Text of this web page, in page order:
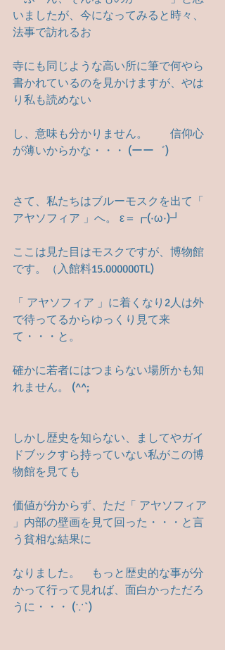
いましたが、今になってみると時々、
法事で訪れるお
寺にも同じような高い所に筆で何やら
書かれているのを見かけますが、やは
り私も読めない
し、意味も分かりません。　　信仰心
が薄いからかな・・・ (ーー゛)
さて、私たちはブルーモスクを出て「
アヤソフィア 」へ。 ε＝┏(·ω·)┛
ここは見た目はモスクですが、博物館
です。（入館料15.000000TL)
「 アヤソフィア 」に着くなり2人は外
で待ってるからゆっくり見て来
て・・・と。
確かに若者にはつまらない場所かも知
れません。 (^^;
しかし歴史を知らない、ましてやガイ
ドブックすら持っていない私がこの博
物館を見ても
価値が分からず、ただ「 アヤソフィア
」内部の壁画を見て回った・・・と言
う貧相な結果に
なりました。　もっと歴史的な事が分
かって行って見れば、面白かっただろ
うに・・・ (∵`)